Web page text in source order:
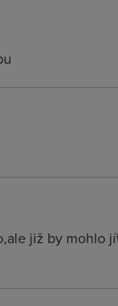
již by mohlo